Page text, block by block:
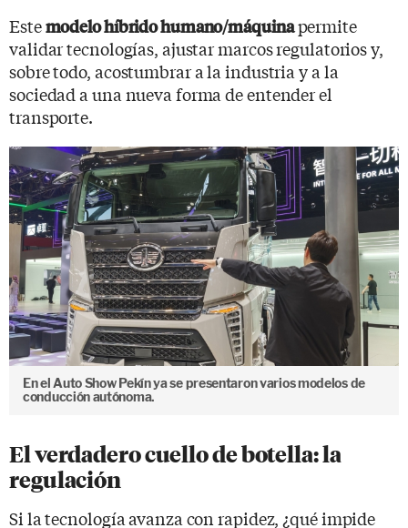
Estemodelo híbrido humano/máquinapermite
validar tecnologías, ajustar marcos regulatorios y,
sobre todo, acostumbrar a la industria y a la
sociedad a una nueva forma de entender el
transporte.
En el Auto Show Pekín ya se presentaron varios modelos de
conducción autónoma.
El verdadero cuello de botella: la
regulación
Si la tecnología avanza con rapidez, ¿qué impide